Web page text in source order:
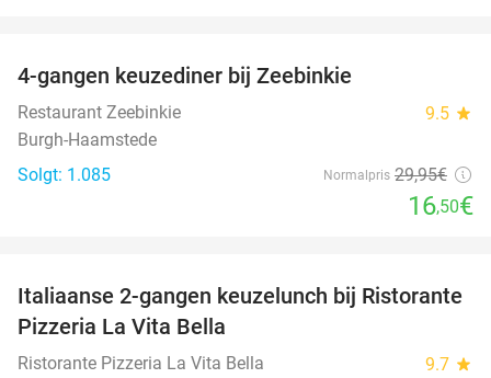
4-gangen keuzediner bij Zeebinkie
Restaurant Zeebinkie 9.5 star
Burgh-Haamstede
Solgt: 1.085
Normalpris 29,95€
16,50€
41%
Italiaanse 2-gangen keuzelunch bij Ristorante
Pizzeria La Vita Bella
Ristorante Pizzeria La Vita Bella 9.7 star